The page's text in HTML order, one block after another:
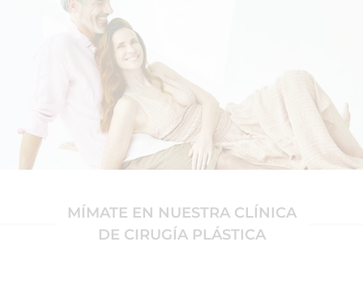
MÍMATE EN NUESTRA CLÍNICA
DE CIRUGÍA PLÁSTICA